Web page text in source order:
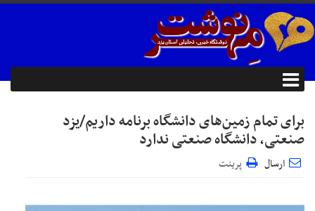
برای تمام زمین‌های دانشگاه برنامه داریم/یزد
صنعتی، دانشگاه صنعتی ندارد
ارسال پرینت